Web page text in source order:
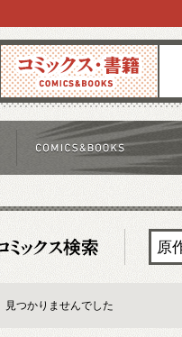
コミックス 雑誌
見つかりませんでした